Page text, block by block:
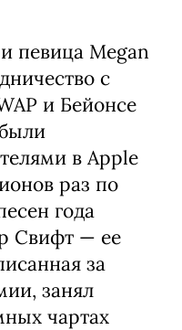
певица Megan
с
и Бейонсе
в Apple
раз по
года
Свифт — ее
за
занял
чартах